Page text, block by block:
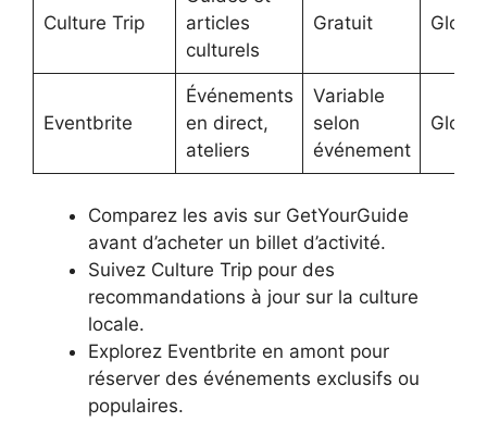
Culture Trip
articles
culturels
Gratuit Global
Eventbrite
Événements
en direct,
ateliers
Variable
selon
événement
Global
Comparez les avis sur GetYourGuide
avant d’acheter un billet d’activité.
Suivez Culture Trip pour des
recommandations à jour sur la culture
locale.
Explorez Eventbrite en amont pour
réserver des événements exclusifs ou
populaires.